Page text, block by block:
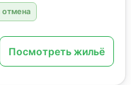
отмена
Посмотреть жильё